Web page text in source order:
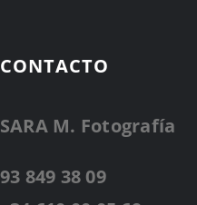
CONTACTO
SARA M. Fotografía
93 849 38 09